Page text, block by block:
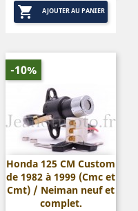
base
 AJOUTER AU PANIER
Honda 125 CM Custom
de 1982 à 1999 (Cmc et
Cmt) / Neiman neuf et
complet.
-10%